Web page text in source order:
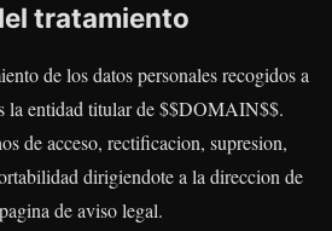
tratamiento
de los datos personales recogidos a
la entidad titular de $$DOMAIN$$.
de acceso, rectificacion, supresion,
dirigiendote a la direccion de
de aviso legal.